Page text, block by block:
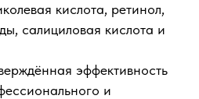
кислота, ретинол,
салициловая кислота и
эффективность
и